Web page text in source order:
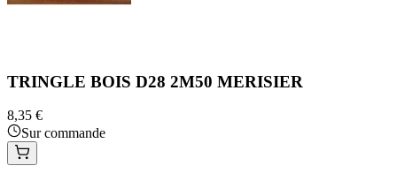
TRINGLE BOIS D28 2M50 MERISIER
8,35 €
Sur commande